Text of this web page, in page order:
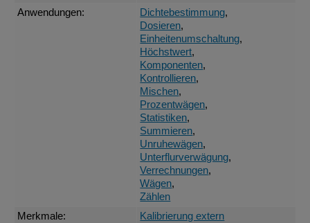
Anwendungen:
Dichtebestimmung,
Dosieren,
Einheitenumschaltung,
Höchstwert,
Komponenten,
Kontrollieren,
Mischen,
Prozentwägen,
Statistiken,
Summieren,
Unruhewägen,
Unterflurverwägung,
Verrechnungen,
Wägen,
Zählen
Merkmale:
Kalibrierung extern